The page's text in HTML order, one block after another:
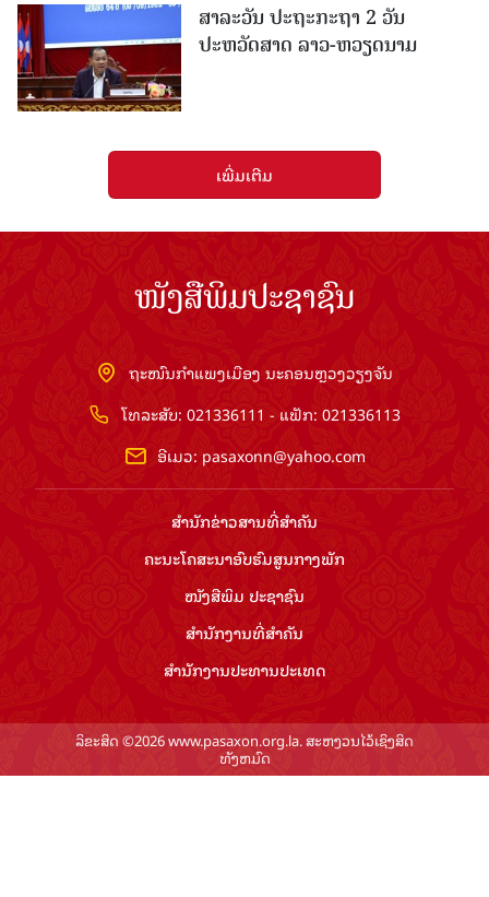
ສາລະວັນ ປະຖະກະຖາ 2 ວັນ
ປະຫວັດສາດ ລາວ-ຫວຽດນາມ
ເພີ່ມເຕີມ
ໜັງສືພິມປະຊາຊົນ
ຖະໜົນກຳແພງເມືອງ ນະຄອນຫຼວງວຽງຈັນ
ໂທລະສັບ: 021336111 - ແຟັກ: 021336113
ອີເມວ: pasaxonn@yahoo.com
ສຳ​ນັກ​ຂ່າວ​ສານ​ທີ່​ສຳ​ຄັນ​
ຄະນະໂຄສະນາອົບຮົມ​ສູນ​ກາງ​ພັກ
ໜັງສືພິມ ປະ​ຊາ​ຊົນ
ສຳ​ນັກ​ງານ​ທີ່​ສຳ​ຄັນ
ສຳ​ນັກ​ງານ​ປະ​ທານ​ປະ​ເທດ
ລິຂະສິດ ©2026 www.pasaxon.org.la. ສະຫງວນໄວ້ເຊິງສິດ
ທັງຫມົດ